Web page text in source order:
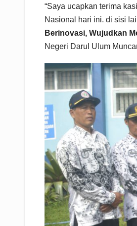
“Saya ucapkan terima
Nasional hari ini. di sisi
Berinovasi, Wujudkan
Negeri Darul Ulum